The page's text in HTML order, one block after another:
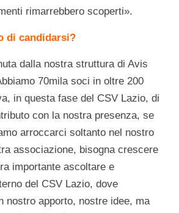
rimarrebbero scoperti».
di candidarsi?
dalla nostra struttura di Avis
70mila soci in oltre 200
in questa fase del CSV Lazio, di
con la nostra presenza, se
arroccarci soltanto nel nostro
associazione, bisogna crescere
importante ascoltare e
del CSV Lazio, dove
nostro apporto, nostre idee, ma